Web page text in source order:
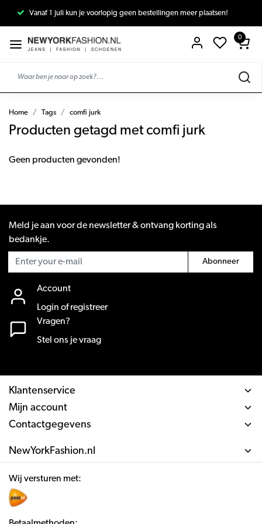
Vanaf 1 juli kun je voorlopig geen bestellingen meer plaatsen!
0
Home Tags comfi jurk
Producten getagd met comfi jurk
Geen producten gevonden!
Meld je aan voor de newsletter & ontvang korting als
bedankje.
Abonneer
Account
Login of registreer
Vragen?
Stel ons je vraag
Klantenservice
Mijn account
Contactgegevens
NewYorkFashion.nl
Wij versturen met: